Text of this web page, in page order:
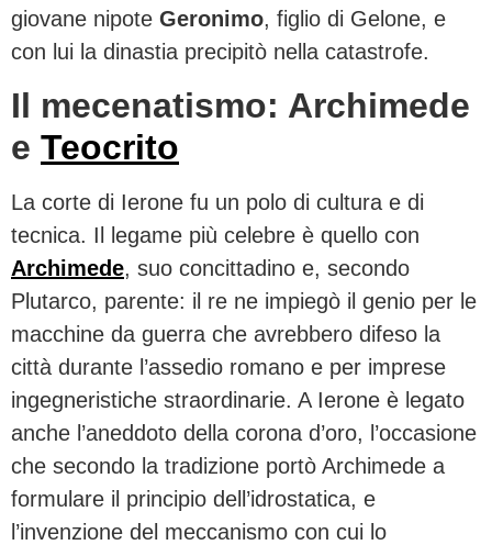
giovane nipote Geronimo, figlio di Gelone, e
con lui la dinastia precipitò nella catastrofe.
Il mecenatismo: Archimede
e Teocrito
La corte di Ierone fu un polo di cultura e di
tecnica. Il legame più celebre è quello con
Archimede, suo concittadino e, secondo
Plutarco, parente: il re ne impiegò il genio per le
macchine da guerra che avrebbero difeso la
città durante l’assedio romano e per imprese
ingegneristiche straordinarie. A Ierone è legato
anche l’aneddoto della corona d’oro, l’occasione
che secondo la tradizione portò Archimede a
formulare il principio dell’idrostatica, e
l’invenzione del meccanismo con cui lo